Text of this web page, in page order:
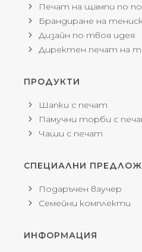
Печат на щампи по
Брандиране на
Дизайн по твоя идея
Директен печат на
ПРОДУКТИ
Шапки с печат
Памучни торби с
Чаши с печат
СПЕЦИАЛНИ
Подаръчен ваучер
Семейни комплекти
ИНФОРМАЦИЯ